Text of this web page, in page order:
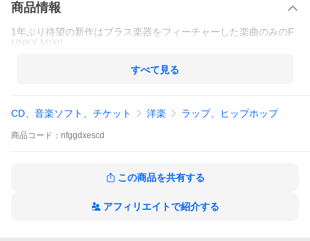
商品情報
1年ぶり待望の新作はブラス楽器をフィーチャーした楽曲のみのF
UNKY MIX!!
すべて見る
CD、音楽ソフト、チケット 洋楽 ラップ、ヒップホップ
商品 コード： nfggdxescd
この商品を共有する
アフィリエイトで紹介する